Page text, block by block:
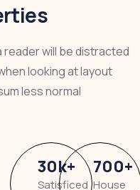
will be distracted
looking at layout
less normal
30k+
Satisficed
700+
House